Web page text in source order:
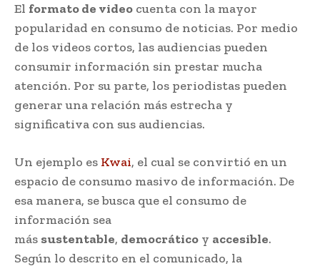
El formato de video cuenta con la mayor
popularidad en consumo de noticias. Por medio
de los videos cortos, las audiencias pueden
consumir información sin prestar mucha
atención. Por su parte, los periodistas pueden
generar una relación más estrecha y
significativa con sus audiencias.
Un ejemplo es Kwai, el cual se convirtió en un
espacio de consumo masivo de información. De
esa manera, se busca que el consumo de
información sea
más sustentable, democrático y accesible.
Según lo descrito en el comunicado, la